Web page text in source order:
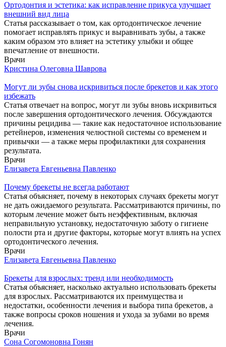
Ортодонтия и эстетика: как исправление прикуса улучшает
внешний вид лица
Статья рассказывает о том, как ортодонтическое лечение
помогает исправлять прикус и выравнивать зубы, а также
каким образом это влияет на эстетику улыбки и общее
впечатление от внешности.
Врачи
Кристина Олеговна Шаврова
Могут ли зубы снова искривиться после брекетов и как этого
избежать
Статья отвечает на вопрос, могут ли зубы вновь искривиться
после завершения ортодонтического лечения. Обсуждаются
причины рецидива — такие как недостаточное использование
ретейнеров, изменения челюстной системы со временем и
привычки — а также меры профилактики для сохранения
результата.
Врачи
Елизавета Евгеньевна Павленко
Почему брекеты не всегда работают
Статья объясняет, почему в некоторых случаях брекеты могут
не дать ожидаемого результата. Рассматриваются причины, по
которым лечение может быть неэффективным, включая
неправильную установку, недостаточную заботу о гигиене
полости рта и другие факторы, которые могут влиять на успех
ортодонтического лечения.
Врачи
Елизавета Евгеньевна Павленко
Брекеты для взрослых: тренд или необходимость
Статья объясняет, насколько актуально использовать брекеты
для взрослых. Рассматриваются их преимущества и
недостатки, особенности лечения и выбора типа брекетов, а
также вопросы сроков ношения и ухода за зубами во время
лечения.
Врачи
Сона Согомоновна Гонян